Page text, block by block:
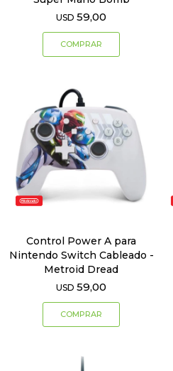
USD 59,00
Control Power A para
Nintendo Switch Cableado -
Metroid Dread
USD 59,00